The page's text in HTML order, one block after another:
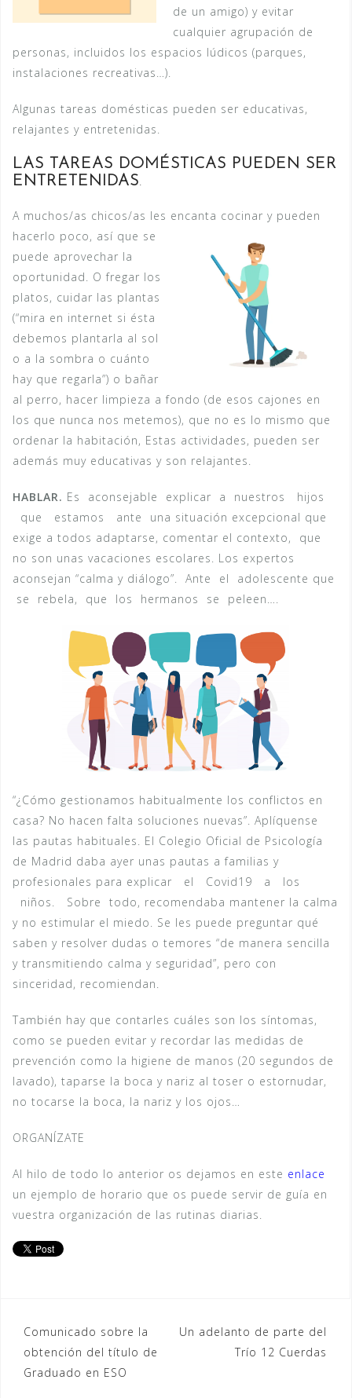
de un amigo) y evitar
cualquier agrupación de
personas, incluidos los espacios lúdicos (parques,
instalaciones recreativas…).
Algunas tareas domésticas pueden ser educativas,
relajantes y entretenidas.
LAS TAREAS DOMÉSTICAS PUEDEN SER
ENTRETENIDAS.
A muchos/as chicos/as les encanta cocinar y pueden
hacerlo poco, así que se
puede aprovechar la
oportunidad. O fregar los
platos, cuidar las plantas
(“mira en internet si ésta
debemos plantarla al sol
o a la sombra o cuánto
hay que regarla”) o bañar
al perro, hacer limpieza a fondo (de esos cajones en
los que nunca nos metemos), que no es lo mismo que
ordenar la habitación, Estas actividades, pueden ser
además muy educativas y son relajantes.
HABLAR. Es aconsejable explicar a nuestros hijos
que estamos ante una situación excepcional que
exige a todos adaptarse, comentar el contexto, que
no son unas vacaciones escolares. Los expertos
aconsejan “calma y diálogo”. Ante el adolescente que
se rebela, que los hermanos se peleen….
“¿Cómo gestionamos habitualmente los conflictos en
casa? No hacen falta soluciones nuevas”. Aplíquense
las pautas habituales. El Colegio Oficial de Psicología
de Madrid daba ayer unas pautas a familias y
profesionales para explicar el Covid19 a los
niños. Sobre todo, recomendaba mantener la calma
y no estimular el miedo. Se les puede preguntar qué
saben y resolver dudas o temores “de manera sencilla
y transmitiendo calma y seguridad”, pero con
sinceridad, recomiendan.
También hay que contarles cuáles son los síntomas,
como se pueden evitar y recordar las medidas de
prevención como la higiene de manos (20 segundos de
lavado), taparse la boca y nariz al toser o estornudar,
no tocarse la boca, la nariz y los ojos…
ORGANÍZATE
Al hilo de todo lo anterior os dejamos en este enlace
un ejemplo de horario que os puede servir de guía en
vuestra organización de las rutinas diarias.
Navegación
de
Comunicado sobre la
obtención del título de
Graduado en ESO
Un adelanto de parte del
Trío 12 Cuerdas